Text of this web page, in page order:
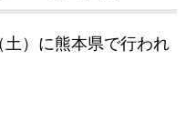
）に熊本県で行われ